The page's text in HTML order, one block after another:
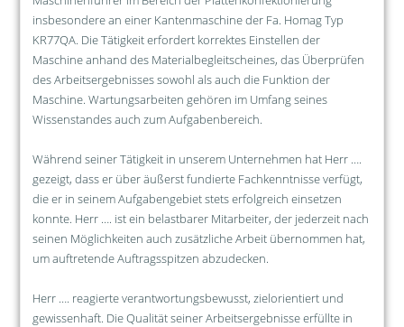
insbesondere an einer Kantenmaschine der Fa. Homag Typ
KR77QA. Die Tätigkeit erfordert korrektes Einstellen der
Maschine anhand des Materialbegleitscheines, das Überprüfen
des Arbeitsergebnisses sowohl als auch die Funktion der
Maschine. Wartungsarbeiten gehören im Umfang seines
Wissenstandes auch zum Aufgabenbereich.
Während seiner Tätigkeit in unserem Unternehmen hat Herr ….
gezeigt, dass er über äußerst fundierte Fachkenntnisse verfügt,
die er in seinem Aufgabengebiet stets erfolgreich einsetzen
konnte. Herr …. ist ein belastbarer Mitarbeiter, der jederzeit nach
seinen Möglichkeiten auch zusätzliche Arbeit übernommen hat,
um auftretende Auftragsspitzen abzudecken.
Herr …. reagierte verantwortungsbewusst, zielorientiert und
gewissenhaft. Die Qualität seiner Arbeitsergebnisse erfüllte in